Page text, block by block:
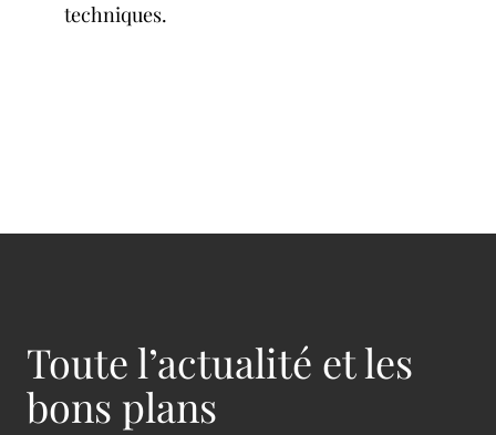
techniques.
Toute l’actualité et les
bons plans